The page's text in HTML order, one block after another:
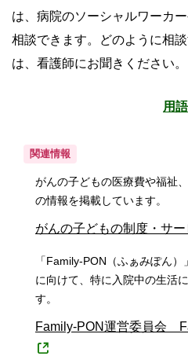
は、病院のソーシャルワーカ
相談できます。どのように相
は、看護師にお聞きください。
用
関連情報
がんの子どもの医療費や福祉
の情報を掲載しています。
がんの子どもの制度・サー
「Family-PON（ふぁみぽん
に向けて、特に入院中の生活
す。
Family-PON運営委員会